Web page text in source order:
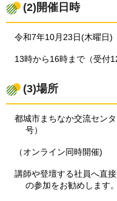
(2)開催日時
令和7年10月23日(木曜日)
13時から16時まで（受付
(3)場所
都城市まちなか交流セン
号）
（オンライン同時開催)
講師や登壇する社員へ直
の参加をお勧めします。